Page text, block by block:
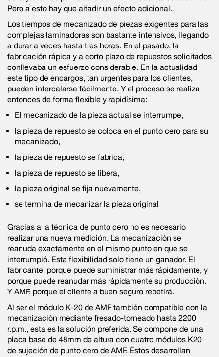
Pero a esto hay que añadir un efecto adicional.
Los tiempos de mecanizado de piezas exigentes para las
complejas laminadoras son bastante intensivos, llegando
a durar a veces hasta tres horas. En el pasado, la
fabricación rápida y a corto plazo de repuestos solicitados
conllevaba un esfuerzo considerable. En la actualidad
este tipo de encargos, tan urgentes para los clientes,
pueden intercalarse fácilmente. Y el proceso se realiza
entonces de forma flexible y rapidísima:
El mecanizado de la pieza actual se interrumpe,
la pieza de repuesto se coloca en el punto cero para su
mecanizado,
la pieza de repuesto se fabrica,
la pieza de repuesto se libera,
la pieza original se fija nuevamente,
se termina de mecanizar la pieza original
Gracias a la técnica de punto cero no es necesario
realizar una nueva medición. La mecanización se
reanuda exactamente en el mismo punto en que se
interrumpió. Esta flexibilidad solo tiene un ganador. El
fabricante, porque puede suministrar más rápidamente, y
porque puede reanudar más rápidamente su producción.
Y AMF, porque el cliente a buen seguro repetirá.
Al ser el módulo K-20 de AMF también compatible con la
mecanización mediante fresado-torneado hasta 2200
r.p.m., esta es la solución preferida. Se compone de una
placa base de 48mm de altura con cuatro módulos K20
de sujeción de punto cero de AMF. Éstos desarrollan